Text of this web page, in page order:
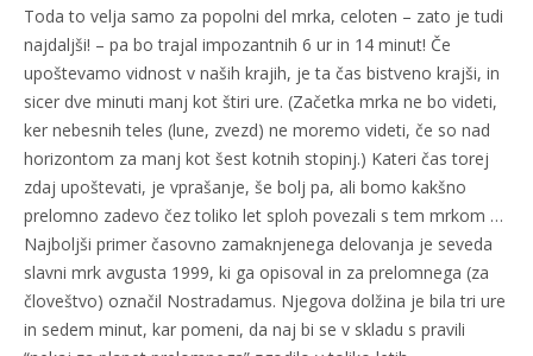
Toda to velja samo za popolni del mrka, celoten – zato je tudi
najdaljši! – pa bo trajal impozantnih 6 ur in 14 minut! Če
upoštevamo vidnost v naših krajih, je ta čas bistveno krajši, in
sicer dve minuti manj kot štiri ure. (Začetka mrka ne bo videti,
ker nebesnih teles (lune, zvezd) ne moremo videti, če so nad
horizontom za manj kot šest kotnih stopinj.) Kateri čas torej
zdaj upoštevati, je vprašanje, še bolj pa, ali bomo kakšno
prelomno zadevo čez toliko let sploh povezali s tem mrkom …
Najboljši primer časovno zamaknjenega delovanja je seveda
slavni mrk avgusta 1999, ki ga opisoval in za prelomnega (za
človeštvo) označil Nostradamus. Njegova dolžina je bila tri ure
in sedem minut, kar pomeni, da naj bi se v skladu s pravili